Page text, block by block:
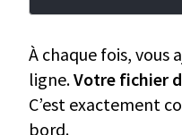
À chaque fois, vous
ligne.Votre fichier
C’est exactement
bord.